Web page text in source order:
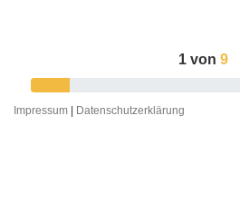
1von 9
Impressum Datenschutzerklärung